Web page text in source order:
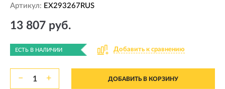
Артикул: EX293267RUS
13 807 руб.
ЕСТЬ В НАЛИЧИИ Добавить к сравнению
− + ДОБАВИТЬ В КОРЗИНУ